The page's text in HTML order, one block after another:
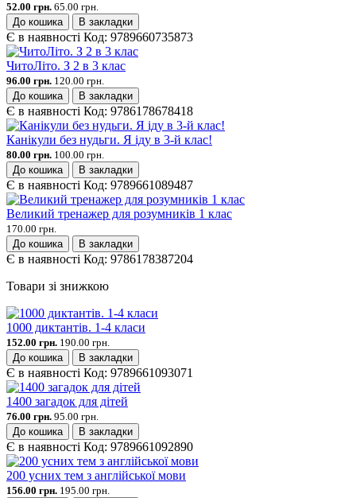
52.00 грн. 65.00 грн.
До кошика
В закладки
Є в наявності Код: 9789660735873
ЧитоЛіто. З 2 в 3 клас
96.00 грн. 120.00 грн.
До кошика
В закладки
Є в наявності Код: 9786178678418
Канікули без нудьги. Я іду в 3-й клас!
80.00 грн. 100.00 грн.
До кошика
В закладки
Є в наявності Код: 9789661089487
Великий тренажер для розумників 1 клас
170.00 грн.
До кошика
В закладки
Є в наявності Код: 9786178387204
Товари зі знижкою
1000 диктантів. 1-4 класи
152.00 грн. 190.00 грн.
До кошика
В закладки
Є в наявності Код: 9789661093071
1400 загадок для дітей
76.00 грн. 95.00 грн.
До кошика
В закладки
Є в наявності Код: 9789661092890
200 усних тем з англійської мови
156.00 грн. 195.00 грн.